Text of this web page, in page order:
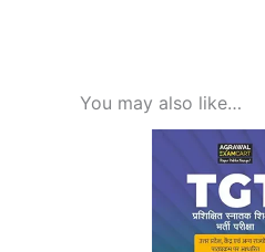
You may also like…